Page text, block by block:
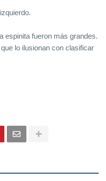
espinita fueron más grandes.
lo ilusionan con clasificar